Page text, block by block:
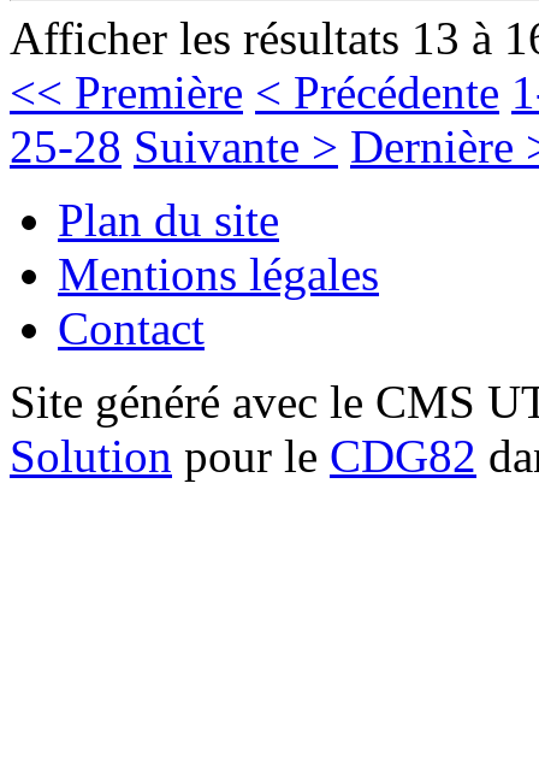
Afficher les résultats 13 à
<< Première < Précédente
25-28 Suivante > Dernière
Plan du site
Mentions légales
Contact
Site généré avec le CMS
Solution pour le CDG82